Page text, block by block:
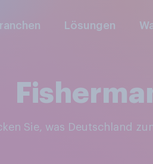
Lösungen
Sie, was Deutschland